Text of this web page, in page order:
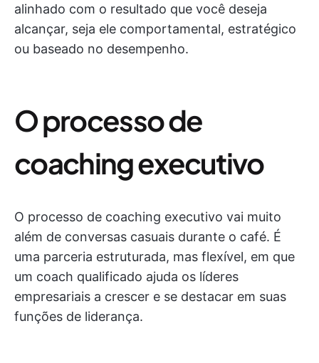
alinhado com o resultado que você deseja
alcançar, seja ele comportamental, estratégico
ou baseado no desempenho.
O processo de
coaching executivo
O processo de coaching executivo vai muito
além de conversas casuais durante o café. É
uma parceria estruturada, mas flexível, em que
um coach qualificado ajuda os líderes
empresariais a crescer e se destacar em suas
funções de liderança.